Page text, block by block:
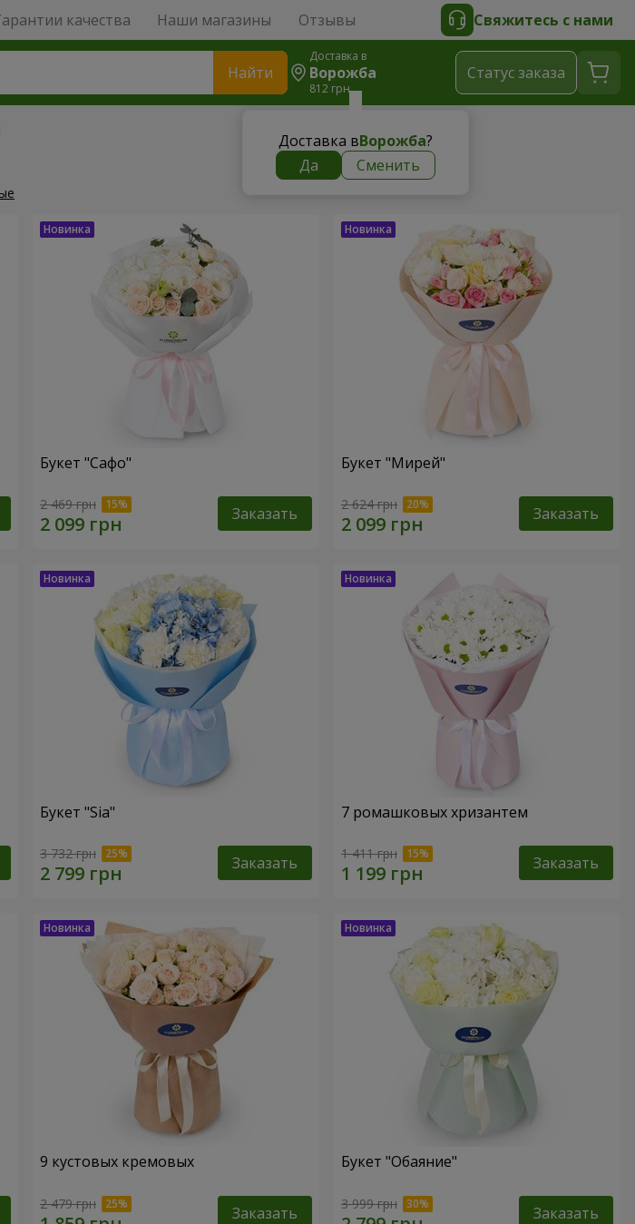
качества Наши магазины Отзывы Свяжитесь с нами
Найти
Доставка в
Ворожба
812 грн
Доставка вВорожба?
Да
Сменить
Cтатус заказа
Букет "Сафо"
2 469 грн Заказать
Букет "Мирей"
2 624 грн Заказать
Букет "Sia"
3 732 грн Заказать
7 ромашковых хризантем
1 411 грн Заказать
9 кустовых кремовых
2 479 грн Заказать
Букет "Обаяние"
3 999 грн Заказать